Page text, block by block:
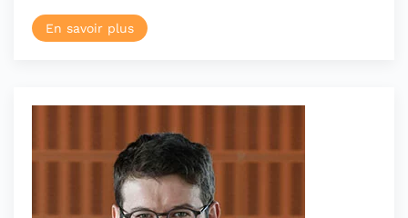
En savoir plus